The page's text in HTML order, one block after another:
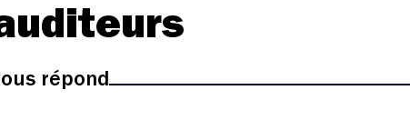
répond